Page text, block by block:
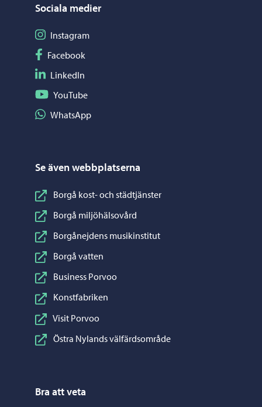
Sociala medier
Följ på Instagram
Instagram
Följ på Facebook
Facebook
Följ på LinkedIn
LinkedIn
Följ på YouTube
YouTube
Dela på WhatsApp
WhatsApp
Se även webbplatserna
Borgå kost- och städtjänster
Borgå miljöhälsovård
Borgånejdens musikinstitut
Borgå vatten
Business Porvoo
Konstfabriken
Visit Porvoo
Östra Nylands välfärdsområde
Bra att veta